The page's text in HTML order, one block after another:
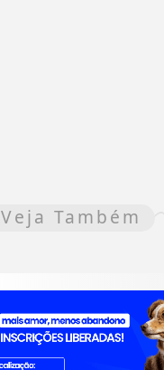
Veja Também